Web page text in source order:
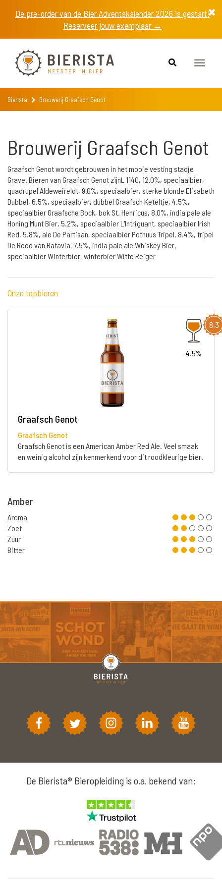
De pre-order van de Bier Adventskalender 2026 is gestart!
Reserveer jouw exemplaar →
Toggle
Bierista Brouwerij Graafsch Genot
Brouwerij Graafsch Genot
Graafsch Genot wordt gebrouwen in het mooie vesting stadje
Grave. Bieren van Graafsch Genot zijnL 1140, 12.0%, speciaalbier,
quadrupel Aldeweireldt, 9.0%, speciaalbier, sterke blonde Elisabeth
Dubbel, 6.5%, speciaalbier, dubbel Graafsch Keteltje, 4.5%,
speciaalbier Graafsche Bock, bok St. Henricus, 8.0%, india pale ale
Honing Munt Bier, 5.2%, speciaalbier L'Intriguant, speciaalbier Irish
Red, 5.8%, ale De Partisan, speciaalbier Pothuus Tripel, 8.4%, tripel
De Reed van Batavia, 7.5%, india pale ale Whiskey Bier,
speciaalbier Winterbier, winterbier Witte Reiger
Onze topbieren
8,3
4.5%
Graafsch Genot
Graafsch Genot
Graafsch Genot is een American Amber Red Ale. Veel smaak
en weinig alcohol zijn kenmerkend voor dit roodkleurige bier.
Amber
Aroma
Zoet
Zuur
Bitter
De Bierista® Bieropleiding is o.a. bekend van: